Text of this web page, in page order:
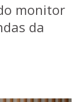
monitor
da